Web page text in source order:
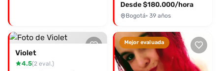
Desde $180.000/hora
Bogotá· 39 años
Violet
4.5(2 eval.)
Mejor evaluada